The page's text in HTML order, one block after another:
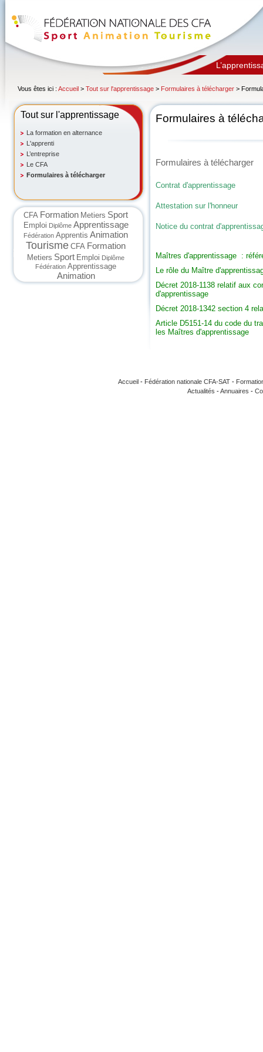
Vous êtes ici : Accueil > Tout sur l'apprentissage > Formulaires à télécharger >
Tout sur l'apprentissage
La formation en alternance
L'apprenti
L’entreprise
Le CFA
Formulaires à télécharger
CFA Formation Metiers Sport
Emploi Diplôme Apprentissage
Fédération Apprentis Animation
Tourisme CFA Formation
Metiers Sport Emploi Diplôme
Fédération Apprentissage
Animation
Formulaires à
Formulaires à télécharger
Contrat d'apprentissage
Attestation sur l'honneur
Notice du contrat
Maîtres d'apprentissage :
Le rôle du Maître
Décret 2018-1138 relatif aux
d'apprentissage
Décret 2018-1342 section 4
Article D5151-14 du code du
les Maîtres d'apprentissage
Accueil - Fédération nationale CFA-SAT -
Actualités -Annuaires -